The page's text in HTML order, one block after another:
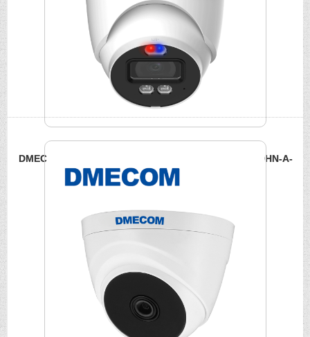
DMECOM 4K智慧聲光報警半球型攝影機 DME-EME1809HN-A-
PV